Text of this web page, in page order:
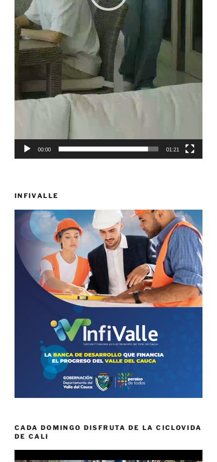
00:00 01:21
INFIVALLE
CADA DOMINGO DISFRUTA DE LA CICLOVIDA
DE CALI